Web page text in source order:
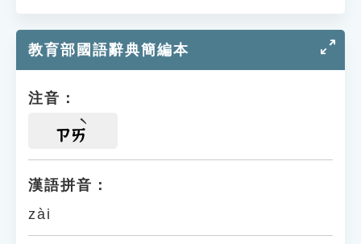
教育部國語辭典簡編本
注音：
ㄗㄞ
漢語拼音：
zài